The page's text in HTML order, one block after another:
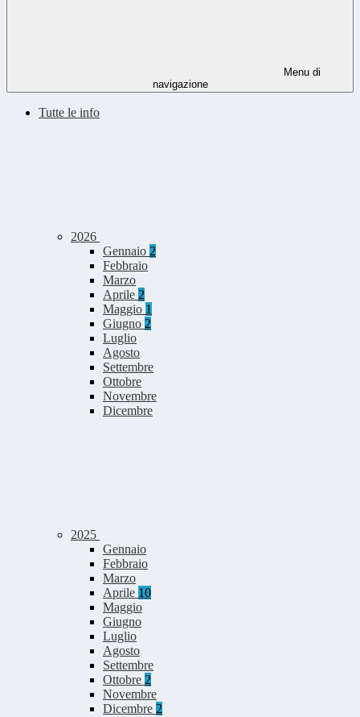
Menu di
navigazione
Tutte le info
2026
Gennaio 2
Febbraio
Marzo
Aprile 2
Maggio 1
Giugno 2
Luglio
Agosto
Settembre
Ottobre
Novembre
Dicembre
2025
Gennaio
Febbraio
Marzo
Aprile 10
Maggio
Giugno
Luglio
Agosto
Settembre
Ottobre 2
Novembre
Dicembre 2